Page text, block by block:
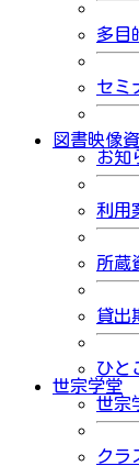
多目
セミ
図書映像
お知
利用
所蔵
貸出
ひと
世宗学堂
世宗
クラ